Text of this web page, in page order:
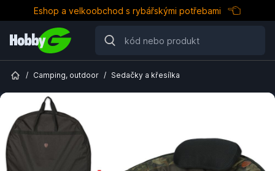
Eshop a velkoobchod s rybářskými potřebami
/ Camping, outdoor / Sedačky a křesílka